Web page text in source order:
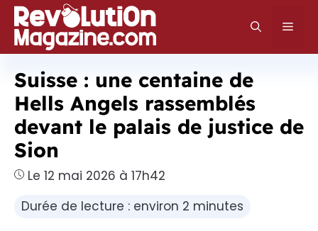
Aller
au
contenu
Suisse : une centaine de
Hells Angels rassemblés
devant le palais de justice de
Sion
Le 12 mai 2026 à 17h42
Durée de lecture : environ 2 minutes